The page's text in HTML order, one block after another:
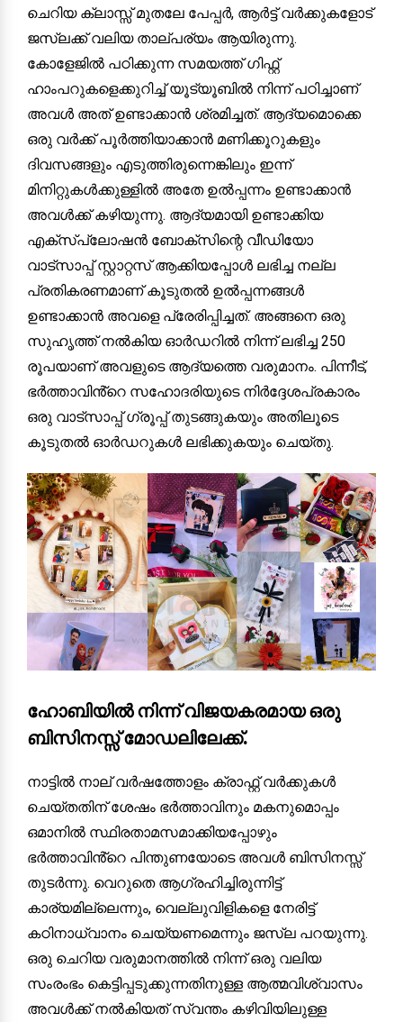
ചെറിയ ക്ലാസ്സ് മുതലേ പേപ്പർ, ആർട്ട് വർക്കുകളോട്
ജസ്‌ലക്ക് വലിയ താല്പര്യം ആയിരുന്നു.
കോളേജിൽ പഠിക്കുന്ന സമയത്ത് ഗിഫ്റ്റ്
ഹാംപറുകളെക്കുറിച്ച് യൂട്യൂബിൽ നിന്ന് പഠിച്ചാണ്
അവൾ അത് ഉണ്ടാക്കാൻ ശ്രമിച്ചത്. ആദ്യമൊക്കെ
ഒരു വർക്ക് പൂർത്തിയാക്കാൻ മണിക്കൂറുകളും
ദിവസങ്ങളും എടുത്തിരുന്നെങ്കിലും ഇന്ന്
മിനിറ്റുകൾക്കുള്ളിൽ അതേ ഉൽപ്പന്നം ഉണ്ടാക്കാൻ
അവൾക്ക് കഴിയുന്നു. ആദ്യമായി ഉണ്ടാക്കിയ
എക്സ്പ്ലോഷൻ ബോക്സിന്റെ വീഡിയോ
വാട്സാപ്പ് സ്റ്റാറ്റസ് ആക്കിയപ്പോൾ ലഭിച്ച നല്ല
പ്രതികരണമാണ് കൂടുതൽ ഉൽപ്പന്നങ്ങൾ
ഉണ്ടാക്കാൻ അവളെ പ്രേരിപ്പിച്ചത്. അങ്ങനെ ഒരു
സുഹൃത്ത് നൽകിയ ഓർഡറിൽ നിന്ന് ലഭിച്ച 250
രൂപയാണ് അവളുടെ ആദ്യത്തെ വരുമാനം. പിന്നീട്,
ഭർത്താവിൻ്റെ സഹോദരിയുടെ നിർദ്ദേശപ്രകാരം
ഒരു വാട്സാപ്പ് ഗ്രൂപ്പ് തുടങ്ങുകയും അതിലൂടെ
കൂടുതൽ ഓർഡറുകൾ ലഭിക്കുകയും ചെയ്തു.
ഹോബിയിൽ നിന്ന് വിജയകരമായ ഒരു
ബിസിനസ്സ് മോഡലിലേക്ക്.
നാട്ടിൽ നാല് വർഷത്തോളം ക്രാഫ്റ്റ് വർക്കുകൾ
ചെയ്തതിന് ശേഷം ഭർത്താവിനും മകനുമൊപ്പം
ഒമാനിൽ സ്ഥിരതാമസമാക്കിയപ്പോഴും
ഭർത്താവിൻ്റെ പിന്തുണയോടെ അവൾ ബിസിനസ്സ്
തുടർന്നു. വെറുതെ ആഗ്രഹിച്ചിരുന്നിട്ട്
കാര്യമില്ലെന്നും, വെല്ലുവിളികളെ നേരിട്ട്
കഠിനാധ്വാനം ചെയ്യണമെന്നും ജസ്‌ല പറയുന്നു.
ഒരു ചെറിയ വരുമാനത്തിൽ നിന്ന് ഒരു വലിയ
സംരംഭം കെട്ടിപ്പടുക്കുന്നതിനുള്ള ആത്മവിശ്വാസം
അവൾക്ക് നൽകിയത് സ്വന്തം കഴിവിയിലുള്ള